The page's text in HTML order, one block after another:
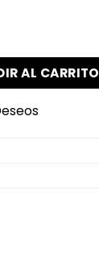
cantidad
AL CARRITO